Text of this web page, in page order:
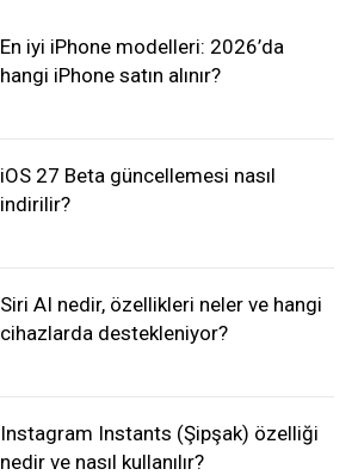
En iyi iPhone modelleri: 2026’da
hangi iPhone satın alınır?
iOS 27 Beta güncellemesi nasıl
indirilir?
Siri AI nedir, özellikleri neler ve hangi
cihazlarda destekleniyor?
Instagram Instants (Şipşak) özelliği
nedir ve nasıl kullanılır?